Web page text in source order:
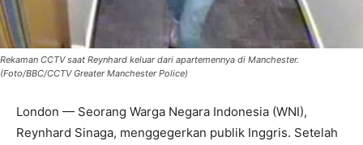
Rekaman CCTV saat Reynhard keluar dari apartemennya di Manchester.
(Foto/BBC/CCTV Greater Manchester Police)
London — Seorang Warga Negara Indonesia (WNI),
Reynhard Sinaga, menggegerkan publik Inggris. Setelah